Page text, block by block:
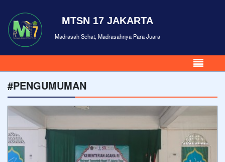
MTSN 17 JAKARTA
Madrasah Sehat, Madrasahnya Para Juara
#PENGUMUMAN